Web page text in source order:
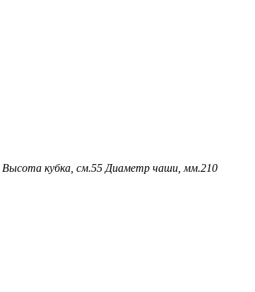
Высота кубка, см.55 Диаметр чаши, мм.210